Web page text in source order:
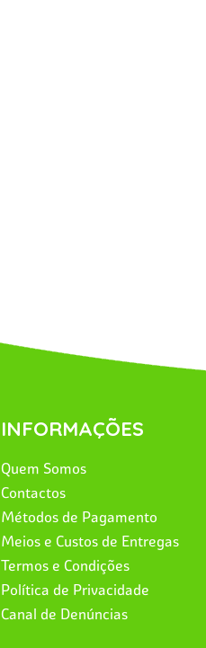
INFORMAÇÕES
Quem Somos
Contactos
Métodos de Pagamento
Meios e Custos de Entregas
Termos e Condições
Política de Privacidade
Canal de Denúncias